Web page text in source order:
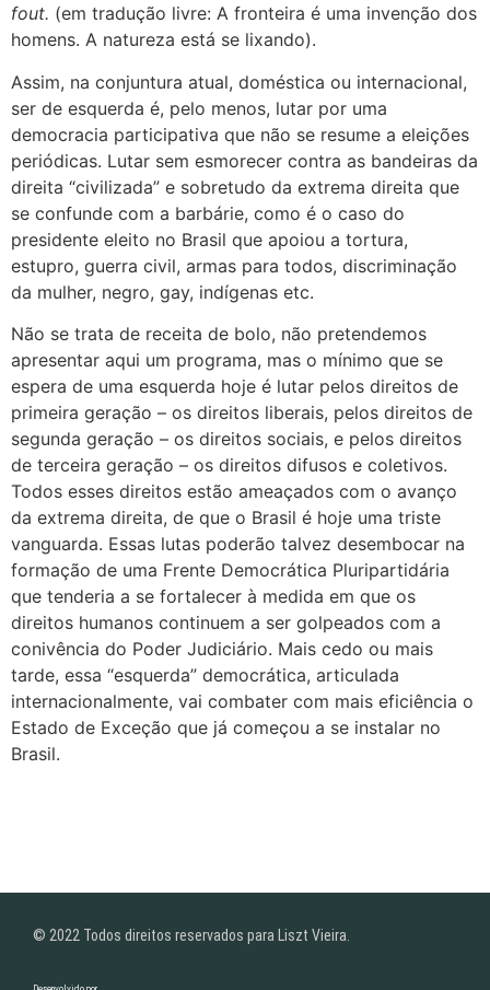
fout. (em tradução livre: A fronteira é uma invenção dos
homens. A natureza está se lixando).
Assim, na conjuntura atual, doméstica ou internacional,
ser de esquerda é, pelo menos, lutar por uma
democracia participativa que não se resume a eleições
periódicas. Lutar sem esmorecer contra as bandeiras da
direita “civilizada” e sobretudo da extrema direita que
se confunde com a barbárie, como é o caso do
presidente eleito no Brasil que apoiou a tortura,
estupro, guerra civil, armas para todos, discriminação
da mulher, negro, gay, indígenas etc.
Não se trata de receita de bolo, não pretendemos
apresentar aqui um programa, mas o mínimo que se
espera de uma esquerda hoje é lutar pelos direitos de
primeira geração – os direitos liberais, pelos direitos de
segunda geração – os direitos sociais, e pelos direitos
de terceira geração – os direitos difusos e coletivos.
Todos esses direitos estão ameaçados com o avanço
da extrema direita, de que o Brasil é hoje uma triste
vanguarda. Essas lutas poderão talvez desembocar na
formação de uma Frente Democrática Pluripartidária
que tenderia a se fortalecer à medida em que os
direitos humanos continuem a ser golpeados com a
conivência do Poder Judiciário. Mais cedo ou mais
tarde, essa “esquerda” democrática, articulada
internacionalmente, vai combater com mais eficiência o
Estado de Exceção que já começou a se instalar no
Brasil.
© 2022 Todos direitos reservados para Liszt Vieira.